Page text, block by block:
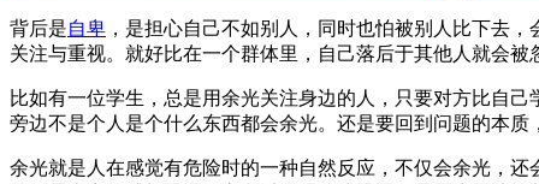
背后是自卑 ，是担心自己不如别人，同时也怕被别人比下去
关注与重视。就好比在一个群体里，自己落后于其他人就会
比如有一位学生，总是用余光关注身边的人，只要对方比自
旁边不是个人是个什么东西都会余光。还是要回到问题的本
余光就是人在感觉有危险时的一种自然反应，不仅会余光，